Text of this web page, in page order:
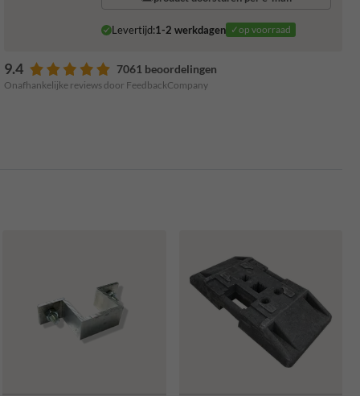
Levertijd:1-2 werkdagen ✓op voorraad
9.4 7061 beoordelingen
Onafhankelijke reviews door FeedbackCompany